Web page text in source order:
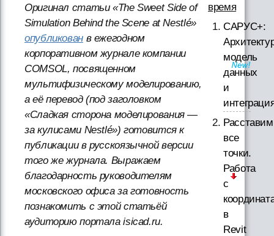
Оригинал статьи «The Sweet Side of
Simulation Behind the Scene at Nestlé»
опубликованв ежегодном
корпоративном журнале компании
COMSOL, посвященном
мультифизическому моделированию,
а её перевод (под заголовком
«Сладкая сторона моделирования —
за кулисами Nestlé») готовится к
публикации в русскоязычной версии
того же журнала. Выражаем
благодарность руководителям
московского офиса за готовность
познакомить с этой статьёй
аудиторию портала isicad.ru.
время
САРУС+:
модель
данных
и
Расставим
все
точки.
Работа
с
в
Revit